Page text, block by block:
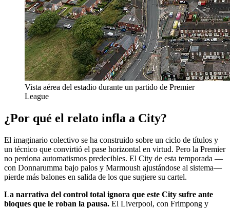
Vista aérea del estadio durante un partido de Premier
League
¿Por qué el relato infla a City?
El imaginario colectivo se ha construido sobre un ciclo de títulos y
un técnico que convirtió el pase horizontal en virtud. Pero la Premier
no perdona automatismos predecibles. El City de esta temporada —
con Donnarumma bajo palos y Marmoush ajustándose al sistema—
pierde más balones en salida de los que sugiere su cartel.
La narrativa del control total ignora que este City sufre ante
bloques que le roban la pausa. El Liverpool, con Frimpong y